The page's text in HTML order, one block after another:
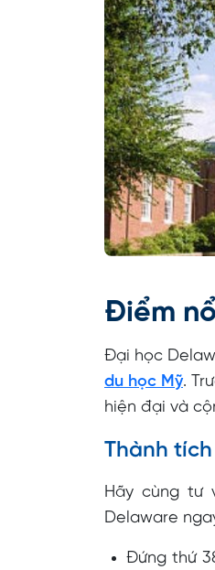
Điểm
Đại học
du học Mỹ.
hiện đại và
Thành
Hãy cùng tư
Delaware
Đứng thứ